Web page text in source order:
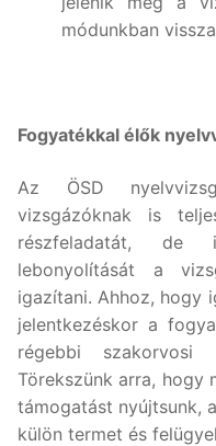
módunkban
Fogyatékkal élők
Az ÖSD
vizsgázóknak is
részfeladatát, de
lebonyolítását a
igazítani. Ahhoz, hogy
jelentkezéskor a
régebbi
Törekszünk arra, hogy
támogatást nyújtsunk,
külön termet és